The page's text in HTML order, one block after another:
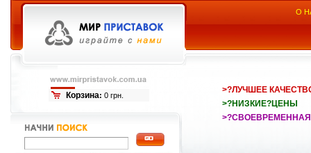
Корзина: 0 грн.
О
>?ЛУЧШЕЕ
>?НИЗКИЕ?ЦЕНЫ